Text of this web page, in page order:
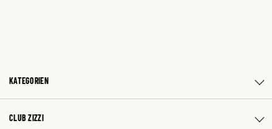
KATEGORIEN
CLUB ZIZZI